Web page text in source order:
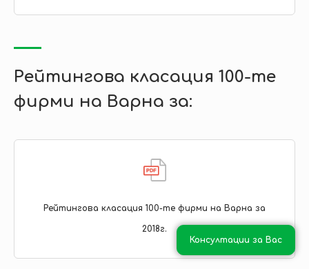
Рейтингова класация 100-те
фирми на Варна за:
Рейтингова класация 100-те фирми на Варна за
2018г.
Консултации за Вас